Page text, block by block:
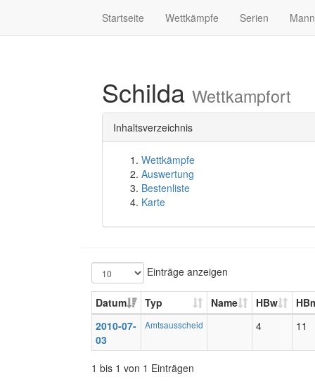
Startseite Wettkämpfe Serien
Schilda Wettkampfort
Inhaltsverzeichnis
Wettkämpfe
Auswertung
Bestenliste
Karte
Einträge anzeigen
Datum Typ Name HBw
2010-07-
03
Amtsausscheid 4 11
1 bis 1 von 1 Einträgen